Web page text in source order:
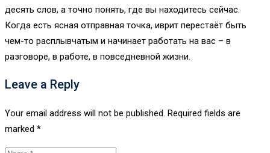
десять слов, а точно понять, где вы находитесь сейчас.
Когда есть ясная отправная точка, иврит перестаёт быть
чем-то расплывчатым и начинает работать на вас – в
разговоре, в работе, в повседневной жизни.
Leave a Reply
Your email address will not be published. Required fields are
marked *